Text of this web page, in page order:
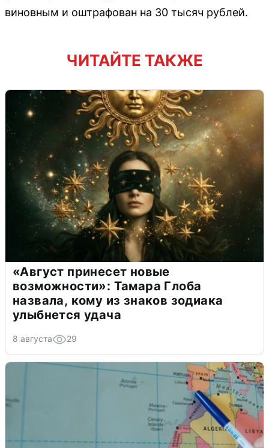
виновным и оштрафован на 30 тысяч рублей.
ЧИТАЙТЕ ТАКЖЕ
«Август принесет новые
возможности»: Тамара Глоба
назвала, кому из знаков зодиака
улыбнется удача
8 августа 29